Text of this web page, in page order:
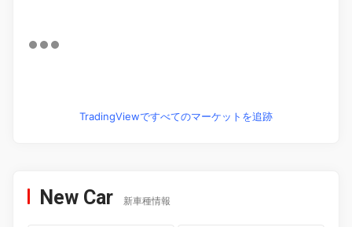
TradingViewですべてのマーケットを追跡
New Car 新車種情報